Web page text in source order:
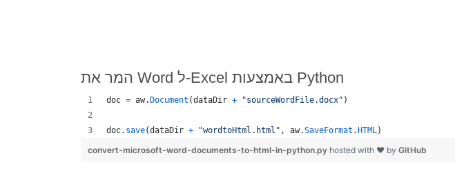
המר את Word ל-Excel באמצעות Python
doc = aw. Document (dataDir + "sourceWordFile.docx" )
doc. save(dataDir + "wordtoHtml.html" , aw.SaveFormat . HTML)
convert-microsoft-word-documents-to-html-in-python.py hosted with ❤ by GitHub